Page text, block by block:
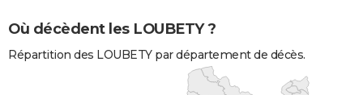
Où décèdent les LOUBETY ?
Répartition des LOUBETY par département de décès.